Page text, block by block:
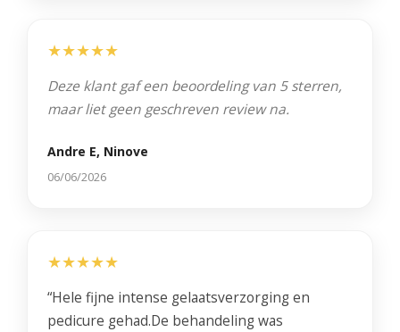
★★★★★
Deze klant gaf een beoordeling van 5 sterren,
maar liet geen geschreven review na.
Andre E, Ninove
06/06/2026
★★★★★
“Hele fijne intense gelaatsverzorging en
pedicure gehad.De behandeling was